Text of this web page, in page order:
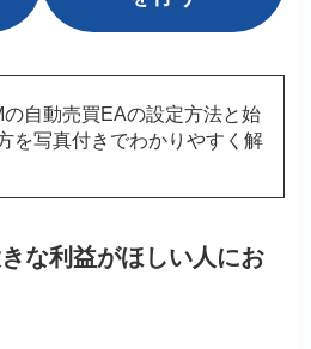
の自動売買EAの設定方法と始
を写真付きでわかりやすく解
な利益がほしい人にお